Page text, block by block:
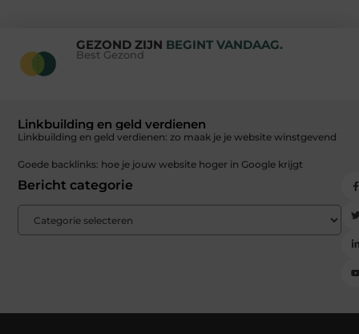
GEZOND ZIJN BEGINT VANDAAG.
Best Gezond
Linkbuilding en geld verdienen
Linkbuilding en geld verdienen: zo maak je je website winstgevend
Goede backlinks: hoe je jouw website hoger in Google krijgt
Bericht categorie